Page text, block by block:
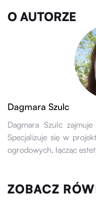
O AUTORZE
Dagmara Szulc
Dagmara Szulc
Specjalizuje się w
ogrodowych, łącząc
ZOBACZ